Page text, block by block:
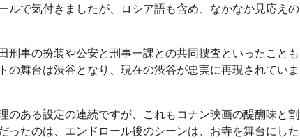
ルで気付きましたが、ロシア語も含め、なかなか見応えの
刑事の扮装や公安と刑事一課との共同捜査といったことも
の舞台は渋谷となり、現在の渋谷が忠実に再現されていま
のある設定の連続ですが、これもコナン映画の醍醐味と割
ったのは、エンドロール後のシーンは、お寺を舞台にした